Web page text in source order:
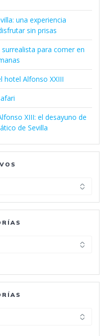
una experiencia
sin prisas
para comer en
hotel Alfonso XXIII
XIII: el desayuno de
de Sevilla